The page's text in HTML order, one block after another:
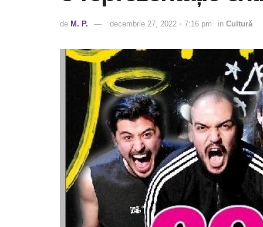
de M. P. decembrie 27, 2022 ◦ 7:16 pm in Cultură